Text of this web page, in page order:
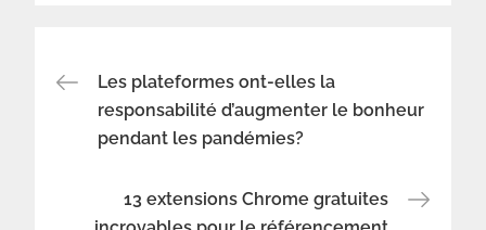
Navigation
de
l’article
Les plateformes ont-elles la
responsabilité d’augmenter le bonheur
pendant les pandémies?
13 extensions Chrome gratuites